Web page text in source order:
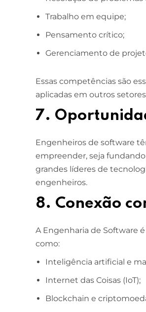
Trabalho em equipe;
Pensamento crítico;
Gerenciamento de
Essas competências são
aplicadas em outros
7.
Engenheiros de software
empreender, seja
grandes líderes de
engenheiros.
8. Conexão
A Engenharia de Software
como:
Inteligência artificial e
Internet das Coisas (IoT);
Blockchain e